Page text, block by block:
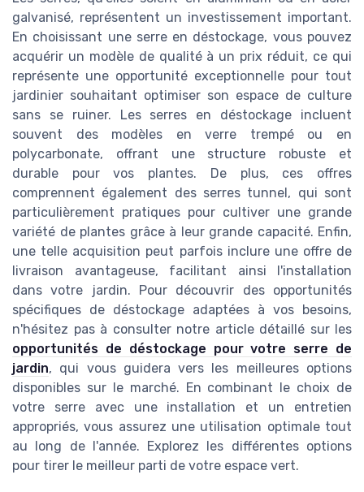
galvanisé, représentent un investissement important.
En choisissant une serre en déstockage, vous pouvez
acquérir un modèle de qualité à un prix réduit, ce qui
représente une opportunité exceptionnelle pour tout
jardinier souhaitant optimiser son espace de culture
sans se ruiner. Les serres en déstockage incluent
souvent des modèles en verre trempé ou en
polycarbonate, offrant une structure robuste et
durable pour vos plantes. De plus, ces offres
comprennent également des serres tunnel, qui sont
particulièrement pratiques pour cultiver une grande
variété de plantes grâce à leur grande capacité. Enfin,
une telle acquisition peut parfois inclure une offre de
livraison avantageuse, facilitant ainsi l'installation
dans votre jardin. Pour découvrir des opportunités
spécifiques de déstockage adaptées à vos besoins,
n'hésitez pas à consulter notre article détaillé sur les
opportunités de déstockage pour votre serre de
jardin, qui vous guidera vers les meilleures options
disponibles sur le marché. En combinant le choix de
votre serre avec une installation et un entretien
appropriés, vous assurez une utilisation optimale tout
au long de l'année. Explorez les différentes options
pour tirer le meilleur parti de votre espace vert.